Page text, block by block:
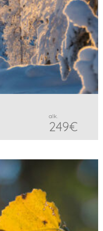
alk.
249€